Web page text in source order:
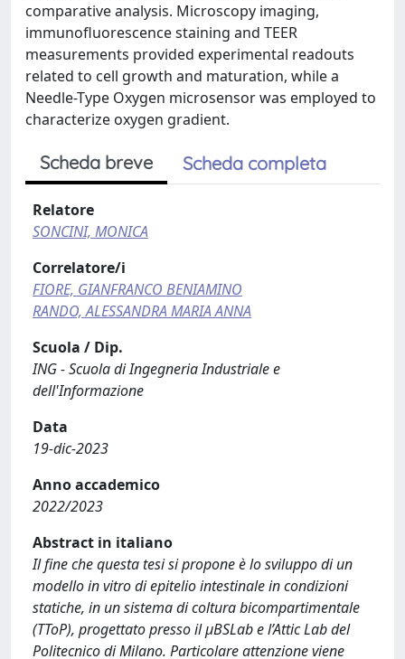
comparative analysis. Microscopy imaging,
immunofluorescence staining and TEER
measurements provided experimental readouts
related to cell growth and maturation, while a
Needle-Type Oxygen microsensor was employed to
characterize oxygen gradient.
Scheda breve Scheda completa
Relatore
SONCINI, MONICA
Correlatore/i
FIORE, GIANFRANCO BENIAMINO
RANDO, ALESSANDRA MARIA ANNA
Scuola / Dip.
ING - Scuola di Ingegneria Industriale e
dell'Informazione
Data
19-dic-2023
Anno accademico
2022/2023
Abstract in italiano
Il fine che questa tesi si propone è lo sviluppo di un
modello in vitro di epitelio intestinale in condizioni
statiche, in un sistema di coltura bicompartimentale
(TToP), progettato presso il µBSLab e l’Attic Lab del
Politecnico di Milano. Particolare attenzione viene